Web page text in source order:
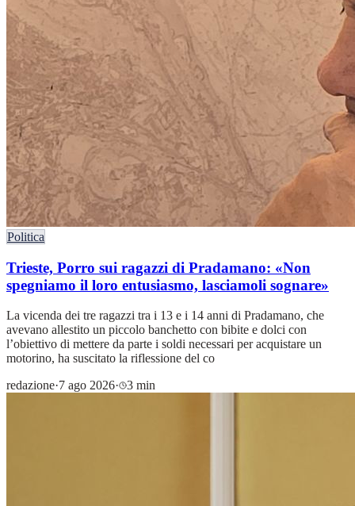
Politica
Trieste, Porro sui ragazzi di Pradamano: «Non
spegniamo il loro entusiasmo, lasciamoli sognare»
La vicenda dei tre ragazzi tra i 13 e i 14 anni di Pradamano, che
avevano allestito un piccolo banchetto con bibite e dolci con
l’obiettivo di mettere da parte i soldi necessari per acquistare un
motorino, ha suscitato la riflessione del co
redazione·7 ago 2026· 3 min